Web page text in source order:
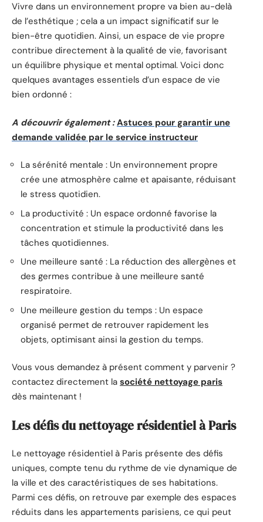
Vivre dans un environnement propre va bien au-delà
de l’esthétique ; cela a un impact significatif sur le
bien-être quotidien. Ainsi, un espace de vie propre
contribue directement à la qualité de vie, favorisant
un équilibre physique et mental optimal. Voici donc
quelques avantages essentiels d’un espace de vie
bien ordonné :
A découvrir également : Astuces pour garantir une
demande validée par le service instructeur
La sérénité mentale : Un environnement propre
crée une atmosphère calme et apaisante, réduisant
le stress quotidien.
La productivité : Un espace ordonné favorise la
concentration et stimule la productivité dans les
tâches quotidiennes.
Une meilleure santé : La réduction des allergènes et
des germes contribue à une meilleure santé
respiratoire.
Une meilleure gestion du temps : Un espace
organisé permet de retrouver rapidement les
objets, optimisant ainsi la gestion du temps.
Vous vous demandez à présent comment y parvenir ?
contactez directement la société nettoyage paris
dès maintenant !
Les défis du nettoyage résidentiel à Paris
Le nettoyage résidentiel à Paris présente des défis
uniques, compte tenu du rythme de vie dynamique de
la ville et des caractéristiques de ses habitations.
Parmi ces défis, on retrouve par exemple des espaces
réduits dans les appartements parisiens, ce qui peut